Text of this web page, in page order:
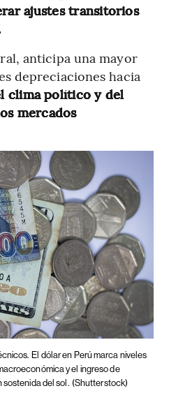
ajustes transitorios
anticipa una mayor
depreciaciones hacia
clima político y del
mercados
El dólar en Perú marca niveles
y el ingreso de
del sol. (Shutterstock)